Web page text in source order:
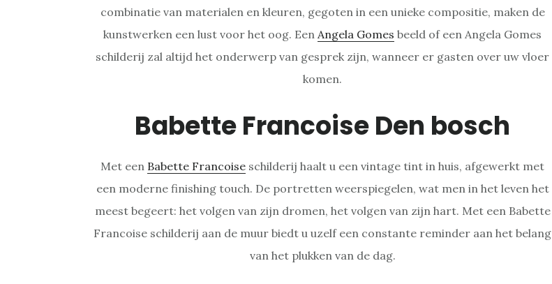
combinatie van materialen en kleuren, gegoten in een unieke compositie, maken de
kunstwerken een lust voor het oog. Een Angela Gomes beeld of een Angela Gomes
schilderij zal altijd het onderwerp van gesprek zijn, wanneer er gasten over uw vloer
komen.
Babette Francoise Den bosch
Met een Babette Francoise schilderij haalt u een vintage tint in huis, afgewerkt met
een moderne finishing touch. De portretten weerspiegelen, wat men in het leven het
meest begeert: het volgen van zijn dromen, het volgen van zijn hart. Met een Babette
Francoise schilderij aan de muur biedt u uzelf een constante reminder aan het belang
van het plukken van de dag.